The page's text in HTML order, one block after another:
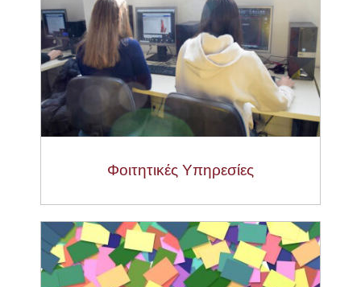
Φοιτητικές Υπηρεσίες